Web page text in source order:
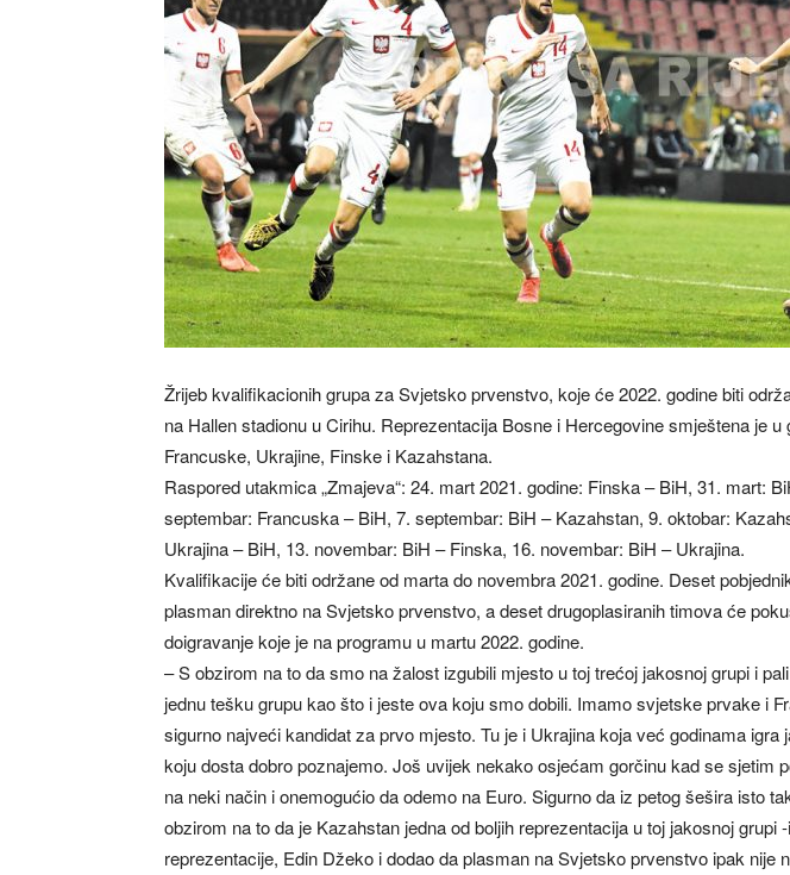
Žrijeb kvalifikacionih grupa za Svjetsko prvenstvo, koje će 2022. godine biti
na Hallen stadionu u Cirihu. Reprezentacija Bosne i Hercegovine smještena je
Francuske, Ukrajine, Finske i Kazahstana.
Raspored utakmica „Zmajeva“: 24. mart 2021. godine: Finska – BiH, 31. mart:
septembar: Francuska – BiH, 7. septembar: BiH – Kazahstan, 9. oktobar:
Ukrajina – BiH, 13. novembar: BiH – Finska, 16. novembar: BiH – Ukrajina.
Kvalifikacije će biti održane od marta do novembra 2021. godine. Deset
plasman direktno na Svjetsko prvenstvo, a deset drugoplasiranih timova će
doigravanje koje je na programu u martu 2022. godine.
– S obzirom na to da smo na žalost izgubili mjesto u toj trećoj jakosnoj grupi i
jednu tešku grupu kao što i jeste ova koju smo dobili. Imamo svjetske prvake i
sigurno najveći kandidat za prvo mjesto. Tu je i Ukrajina koja već godinama igra
koju dosta dobro poznajemo. Još uvijek nekako osjećam gorčinu kad se sjetim
na neki način i onemogućio da odemo na Euro. Sigurno da iz petog šešira isto
obzirom na to da je Kazahstan jedna od boljih reprezentacija u toj jakosnoj grupi
reprezentacije, Edin Džeko i dodao da plasman na Svjetsko prvenstvo ipak nije